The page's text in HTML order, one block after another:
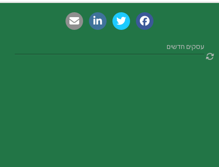
עסקים חדשים